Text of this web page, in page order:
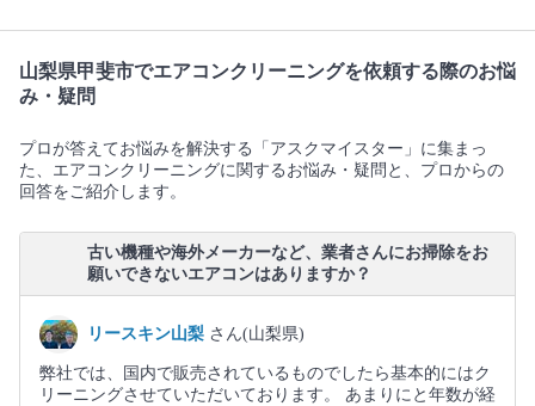
山梨県甲斐市でエアコンクリーニングを依頼する際のお悩
み・疑問
プロが答えてお悩みを解決する「アスクマイスター」に集まっ
た、エアコンクリーニングに関するお悩み・疑問と、プロからの
回答をご紹介します。
古い機種や海外メーカーなど、業者さんにお掃除をお
願いできないエアコンはありますか？
リースキン山梨 さん(山梨県)
弊社では、国内で販売されているものでしたら基本的にはク
リーニングさせていただいております。 あまりにと年数が経